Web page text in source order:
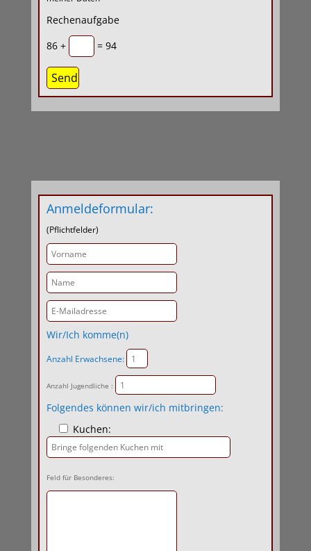
Rechenaufgabe
86 +
= 94
Anmeldeformular:
(Pflichtfelder)
Wir/Ich komme(n)
Anzahl Erwachsene:
Anzahl Jugendliche :
Folgendes können wir/ich mitbringen:
Kuchen:
Feld für Besonderes: